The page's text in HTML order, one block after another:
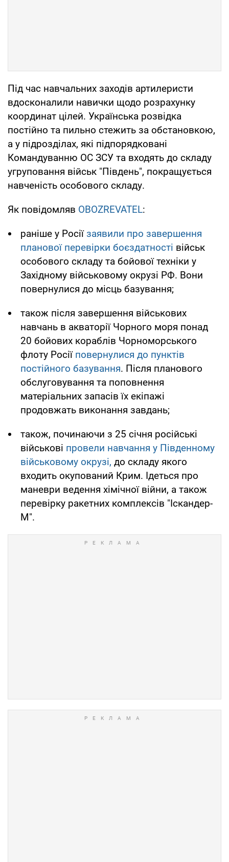
Під час навчальних заходів артилеристи
вдосконалили навички щодо розрахунку
координат цілей. Українська розвідка
постійно та пильно стежить за обстановкою,
а у підрозділах, які підпорядковані
Командуванню ОС ЗСУ та входять до складу
угруповання військ "Південь", покращується
навченість особового складу.
Як повідомляв OBOZREVATEL:
раніше у Росіїзаявили про завершення
планової перевірки боєздатності військ
особового складу та бойової техніки у
Західному військовому окрузі РФ. Вони
повернулися до місць базування;
також після завершення військових
навчань в акваторії Чорного моря понад
20 бойових кораблів Чорноморського
флоту Росії повернулися до пунктів
постійного базування. Після планового
обслуговування та поповнення
матеріальних запасів їх екіпажі
продовжать виконання завдань;
також, починаючи з 25 січня російські
військові провели навчання у Південному
військовому окрузі, до складу якого
входить окупований Крим. Ідеться про
маневри ведення хімічної війни, а також
перевірку ракетних комплексів "Іскандер-
М".